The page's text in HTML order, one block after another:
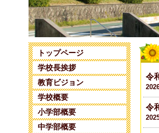
トップページ
学校長挨拶
教育ビジョン
学校概要
小学部概要
中学部概要
令
令